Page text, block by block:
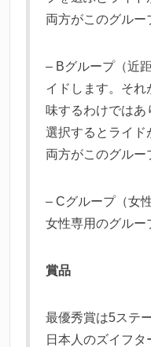
両方がこのグルー
– Bグループ（近
イドします。そ
味するわけではあ
選択するとライド
両方がこのグルー
– Cグループ（女
女性専用のグルー
賞品
最優秀賞は5ステ
日本人のズイフタ